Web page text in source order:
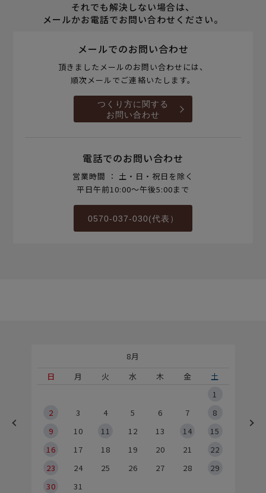
それでも解決しない場合は、
メールかお電話でお問い合わせください。
メールでのお問い合わせ
頂きましたメールのお問い合わせには、
順次メールでご連絡いたします。
つくり方に関する
お問い合わせ
電話でのお問い合わせ
営業時間 ： 土・日・祝日を除く
平日午前10:00～午後5:00まで
0570-037-030(代表）
8月
日
月 火 水 木 金
土
1
2
3 4 5 6 7
8
9
10 11 12 13 14
15
16
17 18 19 20 21
22
23
24 25 26 27 28
29
30
31